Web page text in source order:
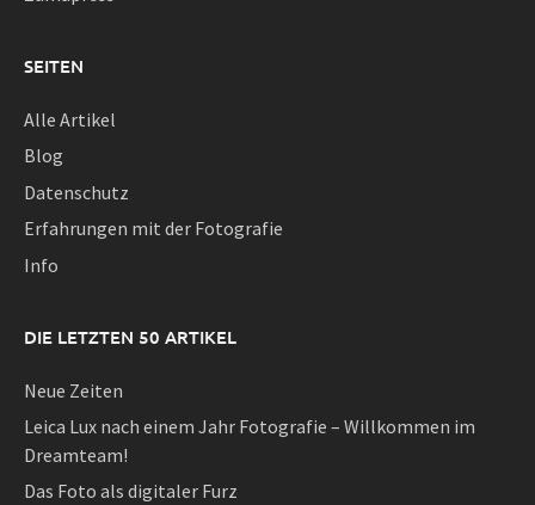
SEITEN
Alle Artikel
Blog
Datenschutz
Erfahrungen mit der Fotografie
Info
DIE LETZTEN 50 ARTIKEL
Neue Zeiten
Leica Lux nach einem Jahr Fotografie – Willkommen im
Dreamteam!
Das Foto als digitaler Furz